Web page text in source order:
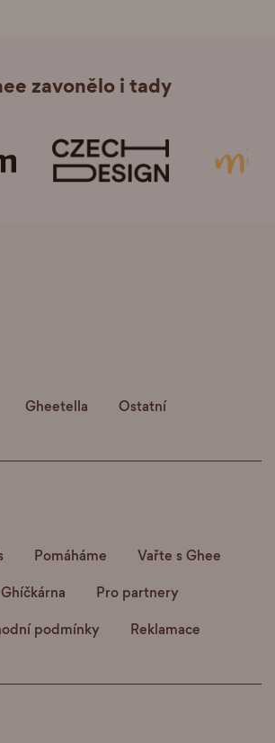
zavonělo i tady
Pomáháme
Vařte s Ghee
Ghíčkárna
Pro partnery
podmínky Reklamace
Gheetella Ostatní